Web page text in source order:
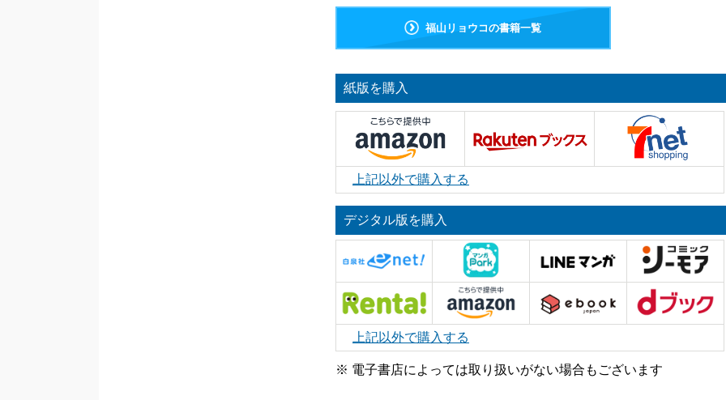
福山リョウコの書籍一覧
紙版を購入
上記以外で購入する
デジタル版を購入
上記以外で購入する
※ 電子書店によっては取り扱いがない場合もございます